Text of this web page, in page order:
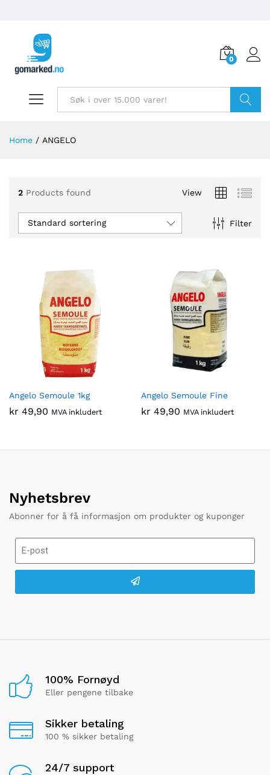
0
Home / ANGELO
2 Products found View
Filter
Standard sortering
Angelo Semoule 1kg
kr 49,90 MVA inkludert
Angelo Semoule Fine
kr 49,90 MVA inkludert
Nyhetsbrev
Abonner for å få informasjon om produkter og kuponger
100% Fornøyd
Eller pengene tilbake
Sikker betaling
100 % sikker betaling
24/7 support